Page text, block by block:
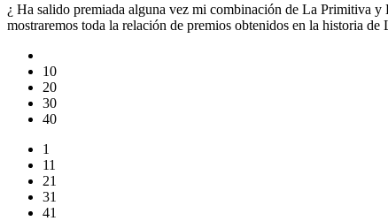
¿ Ha salido premiada alguna vez mi combinación de La Primitiva
mostraremos toda la relación de premios obtenidos en la historia
10
20
30
40
1
11
21
31
41